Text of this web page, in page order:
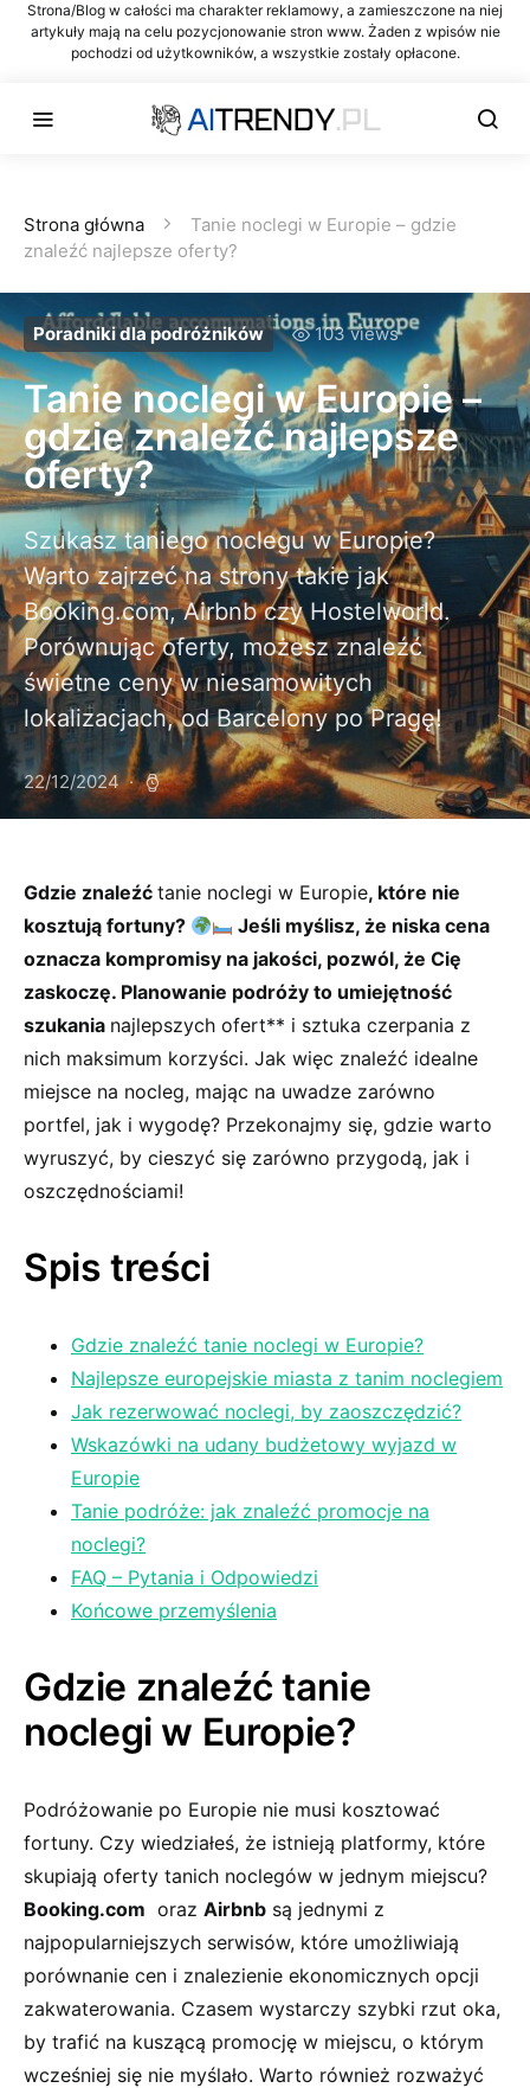
Strona/Blog w całości ma charakter reklamowy, a zamieszczone na niej
artykuły mają na celu pozycjonowanie stron www. Żaden z wpisów nie
pochodzi od użytkowników, a wszystkie zostały opłacone.
Strona główna
Tanie noclegi w Europie – gdzie
znaleźć najlepsze oferty?
Poradniki dla podróżników 103 views
Tanie noclegi w Europie –
gdzie znaleźć najlepsze
oferty?
Szukasz taniego noclegu w Europie?
Warto zajrzeć na strony takie jak
Booking.com, Airbnb czy Hostelworld.
Porównując oferty, możesz znaleźć
świetne ceny w niesamowitych
lokalizacjach, od Barcelony po Pragę!
22/12/2024
Gdzie ⁣znaleźć tanie noclegi‌ w Europie, które nie
kosztują fortuny? ⁢
Jeśli​ myślisz, że ⁢niska cena
⁣oznacza kompromisy na jakości, pozwól, że⁣ Cię
zaskoczę. Planowanie ​podróży to umiejętność⁣
szukania najlepszych ofert** ​i sztuka czerpania z‍
nich maksimum korzyści. Jak więc znaleźć idealne
⁤miejsce⁤ na ‍nocleg, mając ⁣na uwadze zarówno
portfel, jak i wygodę?​ Przekonajmy⁤ się,⁢ gdzie warto
⁤wyruszyć,⁤ by cieszyć się zarówno przygodą, jak i
oszczędnościami!
Spis treści
Gdzie⁣ znaleźć tanie‌ noclegi w ⁢Europie?
Najlepsze europejskie‌ miasta z tanim ​noclegiem
Jak ​rezerwować noclegi, by ⁣zaoszczędzić?
Wskazówki na​ udany budżetowy ⁤wyjazd w
Europie
Tanie podróże:⁢ jak⁣ znaleźć promocje na
noclegi?
FAQ – ‍Pytania i ‌Odpowiedzi
Końcowe przemyślenia
Gdzie znaleźć tanie
⁢noclegi w‌ Europie?
Podróżowanie po Europie nie ⁤musi‌ kosztować⁣
fortuny. ‍Czy ⁤wiedziałeś, że istnieją platformy, ⁢które
skupiają oferty ‌tanich noclegów w⁤ jednym⁤ miejscu?
Booking.com ⁣ oraz Airbnb są jednymi z
najpopularniejszych serwisów, które umożliwiają
‍porównanie cen i znalezienie ​ekonomicznych opcji
zakwaterowania. Czasem ⁤wystarczy szybki⁤ rzut oka,
by‍ trafić na kuszącą promocję ‍w miejscu,⁤ o którym
wcześniej ​się nie myślało. Warto również ‌rozważyć